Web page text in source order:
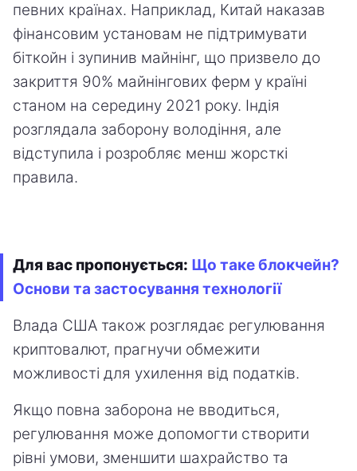
певних країнах. Наприклад, Китай наказав
фінансовим установам не підтримувати
біткойн і зупинив майнінг, що призвело до
закриття 90% майнінгових ферм у країні
станом на середину 2021 року. Індія
розглядала заборону володіння, але
відступила і розробляє менш жорсткі
правила.
Для вас пропонується: Що таке блокчейн?
Основи та застосування технології
Влада США також розглядає регулювання
криптовалют, прагнучи обмежити
можливості для ухилення від податків.
Якщо повна заборона не вводиться,
регулювання може допомогти створити
рівні умови, зменшити шахрайство та